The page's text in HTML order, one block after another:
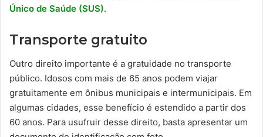
Único de Saúde (SUS).
Transporte gratuito
Outro direito importante é a gratuidade no transporte
público. Idosos com mais de 65 anos podem viajar
gratuitamente em ônibus municipais e intermunicipais. Em
algumas cidades, esse benefício é estendido a partir dos
60 anos. Para usufruir desse direito, basta apresentar um